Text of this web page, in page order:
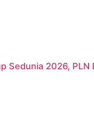
Sedunia 2026,